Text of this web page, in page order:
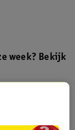
week? Bekijk